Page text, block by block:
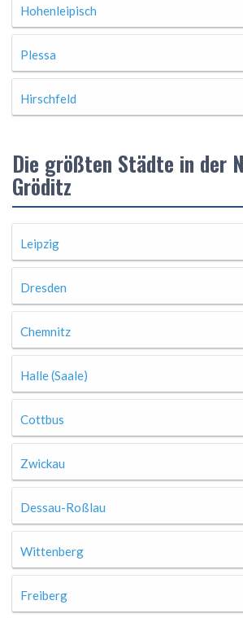
Hohenleipisch
Plessa
Hirschfeld
Die größten Städte in der
Gröditz
Leipzig
Dresden
Chemnitz
Halle (Saale)
Cottbus
Zwickau
Dessau-Roßlau
Wittenberg
Freiberg